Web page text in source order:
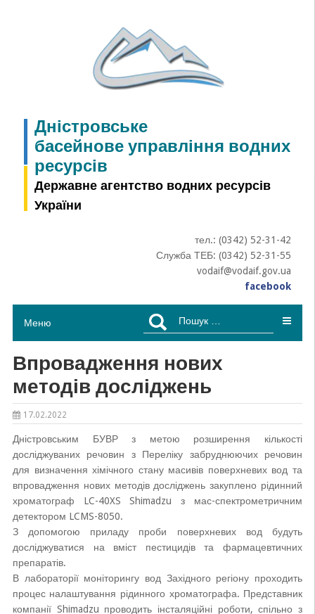
Дністровське
басейнове управління водних
ресурсів
Державне агентство водних ресурсів
України
тел.: (0342) 52-31-42
Служба ТЕБ: (0342) 52-31-55
vodaif@vodaif.gov.ua
facebook
Меню
Пошук:
Впровадження нових
методів досліджень
17.02.2022
Дністровським БУВР з метою розширення кількості
досліджуваних речовин з Переліку забруднюючих речовин
для визначення хімічного стану масивів поверхневих вод та
впровадження нових методів досліджень закуплено рідинний
хроматограф LC-40XS Shimadzu з мас-спектрометричним
детектором LCMS-8050.
З допомогою приладу проби поверхневих вод будуть
досліджуватися на вміст пестицидів та фармацевтичних
препаратів.
В лабораторії моніторингу вод Західного регіону проходить
процес налаштування рідинного хроматографа. Представник
компанії Shimadzu проводить інсталяційні роботи, спільно з